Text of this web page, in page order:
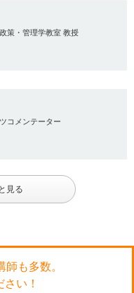
策・管理学教室 教授
コメンテーター
見る
も多数。
い！